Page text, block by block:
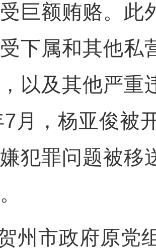
巨额贿赂。此
下属和其他私
以及其他严重
月，杨亚俊被
犯罪问题被移
市政府原党